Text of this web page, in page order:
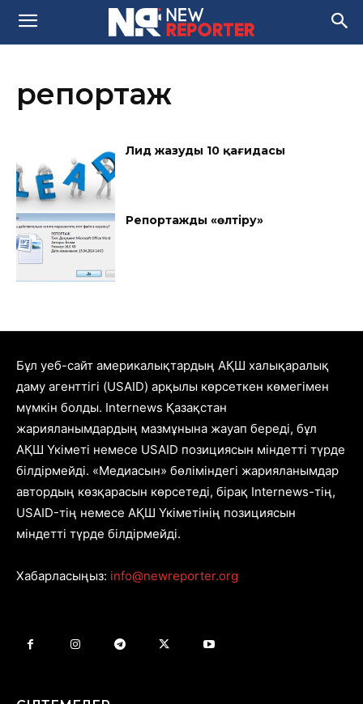
репортаж
Лид жазудың 10 қағидасы
Репортажды «өлтіру»
Бұл уеб-сайт америкалықтардың АҚШ халықаралық
даму агенттігі (USAID) арқылы көрсеткен көмегімен
мүмкін болды. Internews Қазақстан
жарияланымдардың мазмұнына жауап береді, бұл
АҚШ Үкіметі немесе USAID позициясын міндетті түрде
білдірмейді. «Медиасын» бөліміндегі жарияланымдар
автордың көзқарасын көрсетеді, бірақ Internews-тің,
USAID-тің немесе АҚШ Үкіметінің позициясын
міндетті түрде білдірмейді.
Хабарласыңыз: info@newreporter.org